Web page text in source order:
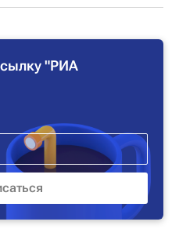
"РИА